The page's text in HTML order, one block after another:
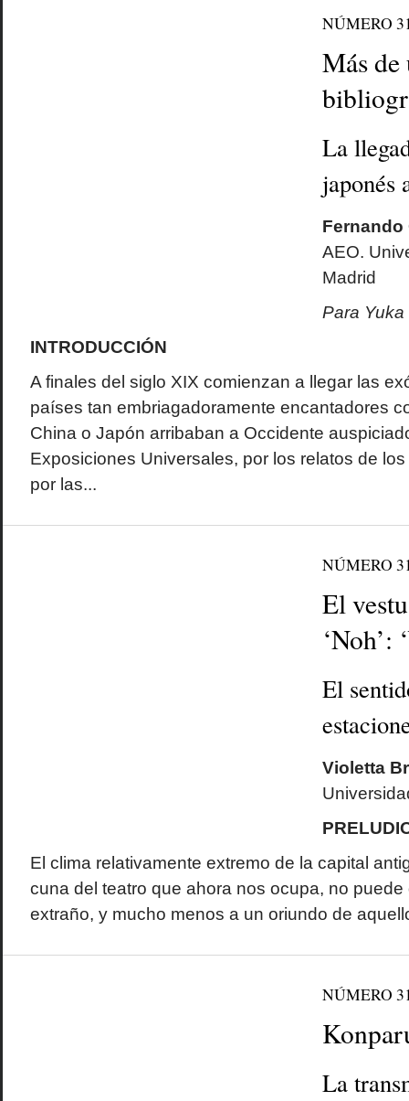
NÚMERO
Más
La
japonés
Fernando
AEO.
Madrid
Para Yuka
INTRODUCCIÓN
A finales del siglo XIX comienzan a llegar las
países tan embriagadoramente encantadores
China o Japón arribaban a Occidente
Exposiciones Universales, por los relatos de
por las...
NÚMERO
El
‘Noh’:
El
Violetta
El clima relativamente extremo de la capital
cuna del teatro que ahora nos ocupa, no
extraño, y mucho menos a un oriundo de
NÚMERO
La